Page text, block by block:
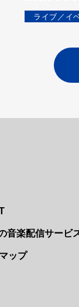
ライブ／イ
音楽配信サービ
ップ